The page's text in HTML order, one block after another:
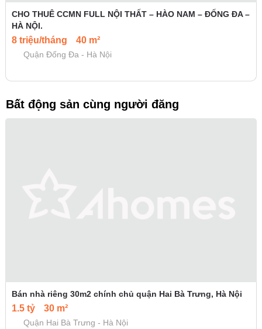
CHO THUÊ CCMN FULL NỘI THẤT – HÀO NAM – ĐỐNG ĐA –
HÀ NỘI.
8 triệu/tháng 40 m²
Quận Đống Đa - Hà Nội
Bất động sản cùng người đăng
Bán nhà riêng 30m2 chính chủ quận Hai Bà Trưng, Hà Nội
1.5 tỷ 30 m²
Quận Hai Bà Trưng - Hà Nội